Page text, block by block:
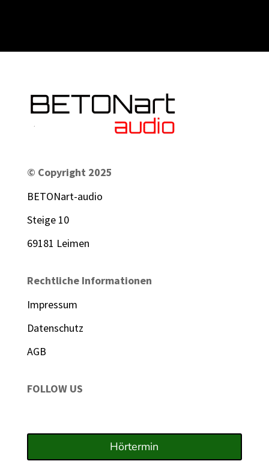
© Copyright 2025
BETONart-audio
Steige 10
69181 Leimen
Rechtliche Informationen
Impressum
Datenschutz
AGB
FOLLOW US
Hörtermin